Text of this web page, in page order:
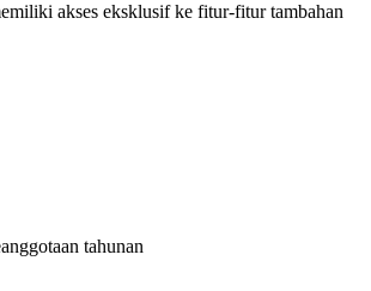
akses eksklusif ke fitur-fitur tambahan
tahunan